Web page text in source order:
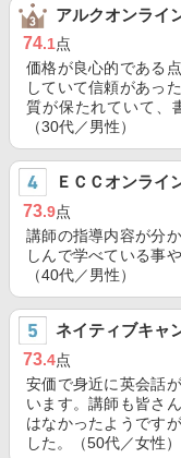
アルクオンライ
74.1点
価格が良心的である
していて信頼があっ
質が保たれていて、
（30代／男性）
ＥＣＣオンライ
73.9点
講師の指導内容が分
しんで学べている事
（40代／男性）
ネイティブキャ
73.4点
安価で身近に英会話
います。講師も皆さ
はなかったようです
した。（50代／女性）